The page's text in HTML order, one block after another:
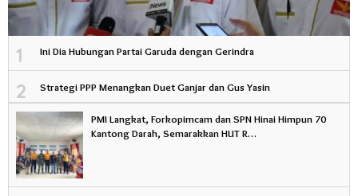
1 Ini Dia Hubungan Partai Garuda dengan Gerindra
2 Strategi PPP Menangkan Duet Ganjar dan Gus Yasin
PMI Langkat, Forkopimcam dan SPN Hinai Himpun 70
Kantong Darah, Semarakkan HUT R…